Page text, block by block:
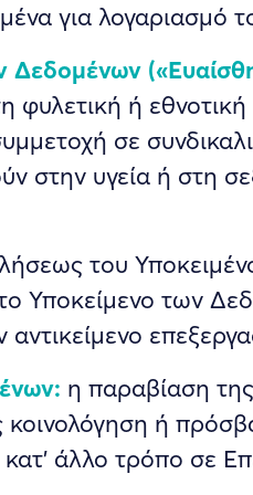
για λογαριασμό
Δεδομένων
ή
σε
στην υγεία ή στη
του
Υποκείμενο των
αντικείμενο
η παραβίαση
κοινολόγηση ή
άλλο τρόπο σε